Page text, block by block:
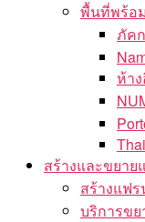
พื้นที่พร้อ
ภัค
ห้า
สร้างและขยา
สร้างแฟร
บริการข